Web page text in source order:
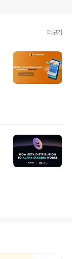
더보기